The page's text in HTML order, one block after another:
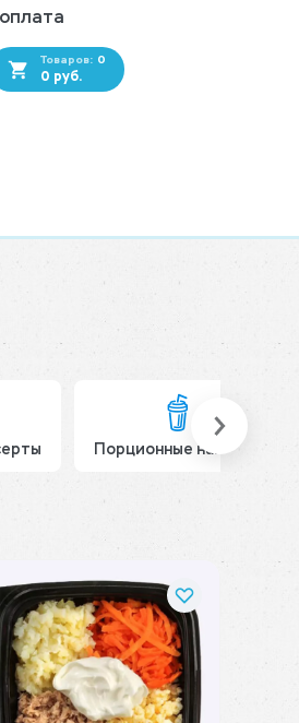
Товаров: 0
0 руб.
Порционные напитки